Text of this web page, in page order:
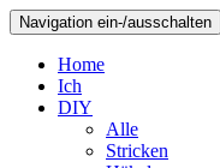
Navigation ein-/ausschalten
Home
Ich
DIY
Alle
Stricken